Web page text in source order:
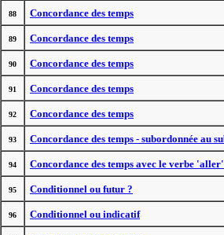
88 Concordance des temps
89 Concordance des temps
90 Concordance des temps
91 Concordance des temps
92 Concordance des temps
93 Concordance des temps - subordonnée au
94 Concordance des temps avec le verbe 'aller'
95 Conditionnel ou futur ?
96 Conditionnel ou indicatif